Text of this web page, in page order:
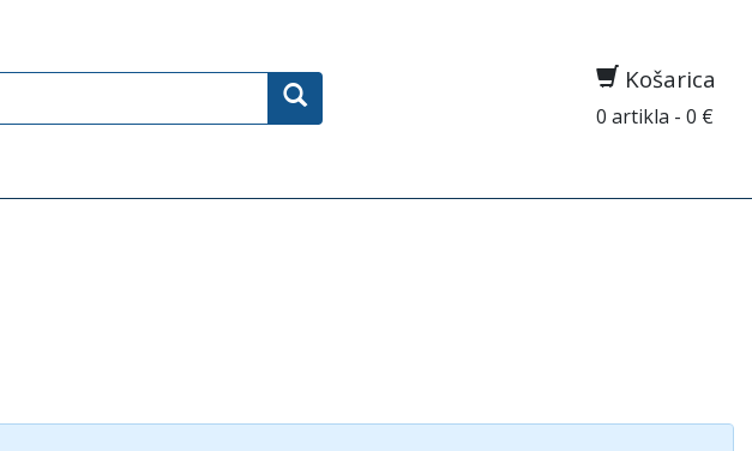
Košarica
0 artikla - 0 €